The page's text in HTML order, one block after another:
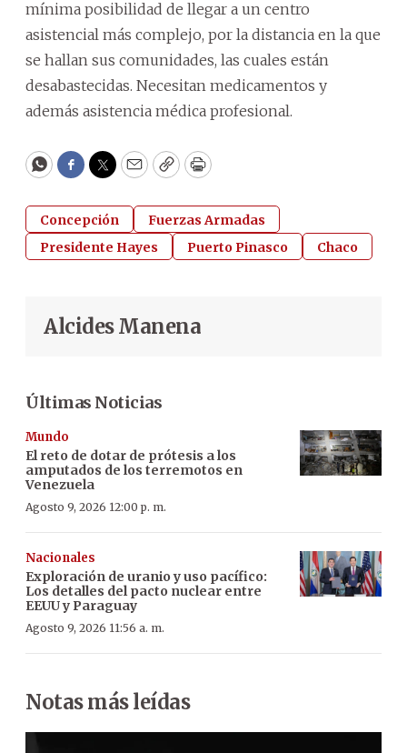
mínima posibilidad de llegar a un centro
asistencial más complejo, por la distancia en la que
se hallan sus comunidades, las cuales están
desabastecidas. Necesitan medicamentos y
además asistencia médica profesional.
WhatsApp
Facebook
Twitter
EmailCopyPrint
Concepción
Fuerzas Armadas
Presidente Hayes
Puerto Pinasco Chaco
Alcides Manena
Últimas Noticias
Mundo
El reto de dotar de prótesis a los
amputados de los terremotos en
Venezuela
Agosto 9, 2026 12:00 p. m.
Nacionales
Exploración de uranio y uso pacífico:
Los detalles del pacto nuclear entre
EEUU y Paraguay
Agosto 9, 2026 11:56 a. m.
Notas más leídas